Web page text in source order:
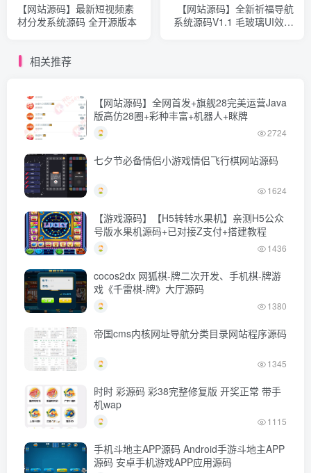
【网站源码】最新短视频素
材分发系统源码 全开源版本
【网站源码】全新祈福导航
系统源码V1.1 毛玻璃UI效果
相关推荐
【网站源码】全网首发+旗舰28完美运营Java
版高仿28圈+彩种丰富+机器人+眯牌
2724
七夕节必备情侣小游戏情侣飞行棋网站源码
1624
【游戏源码】【H5转转水果机】亲测H5公众
号版水果机源码+已对接Z支付+搭建教程
1436
cocos2dx 网狐棋-牌二次开发、手机棋-牌游
戏《千雷棋-牌》大厅源码
1380
帝国cms内核网址导航分类目录网站程序源码
1345
时时 彩源码 彩38完整修复版 开奖正常 带手
机wap
1115
手机斗地主APP源码 Android手游斗地主APP
源码 安卓手机游戏APP应用源码